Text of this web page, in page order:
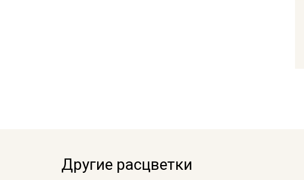
Другие расцветки